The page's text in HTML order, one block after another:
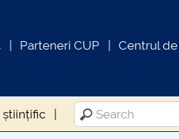
Parteneri CUP Centrul
științific